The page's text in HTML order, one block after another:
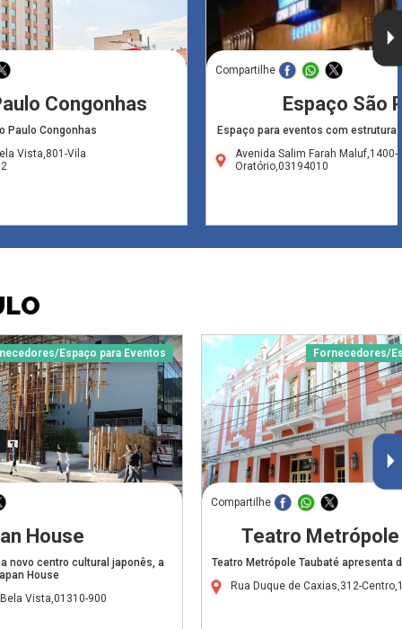
Congonhas
Paulo Congonhas
Vista,801-Vila
Compartilhe
Espaço São
Espaço para eventos com estrutura
Avenida Salim Farah Maluf,1400-
Oratório,03194010
Espaço para Eventos
House
novo centro cultural japonês, a
House
Vista,01310-900
Fornecedores/
Compartilhe
Teatro Metrópole
Teatro Metrópole Taubaté apresenta
Rua Duque de Caxias,312-